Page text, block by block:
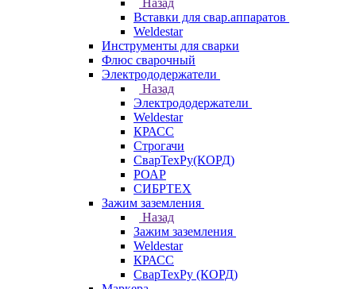
Назад
Вставки для свар.аппаратов
Weldestar
Инструменты для сварки
Флюс сварочный
Электрододержатели
Назад
Электрододержатели
Weldestar
КРАСС
Строгачи
СварТехРу(КОРД)
РОАР
СИБРТЕХ
Зажим заземления
Назад
Зажим заземления
Weldestar
КРАСС
СварТехРу (КОРД)